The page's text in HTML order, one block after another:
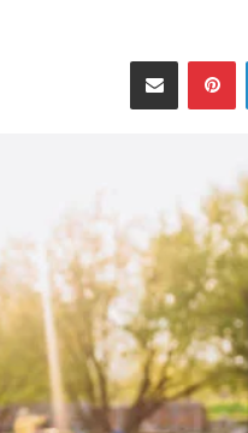
لينكدإن بينتيريستمشاركة عبر البريد